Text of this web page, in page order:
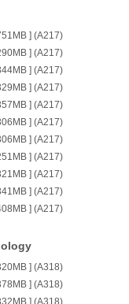
] (A217)
] (A217)
] (A217)
] (A217)
] (A217)
] (A217)
] (A217)
] (A217)
] (A217)
] (A217)
] (A217)
] (A318)
] (A318)
] (A318)